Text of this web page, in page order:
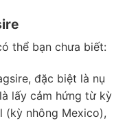
thể bạn chưa biết:
đặc biệt là nụ
lấy cảm hứng từ kỳ
(kỳ nhông Mexico),